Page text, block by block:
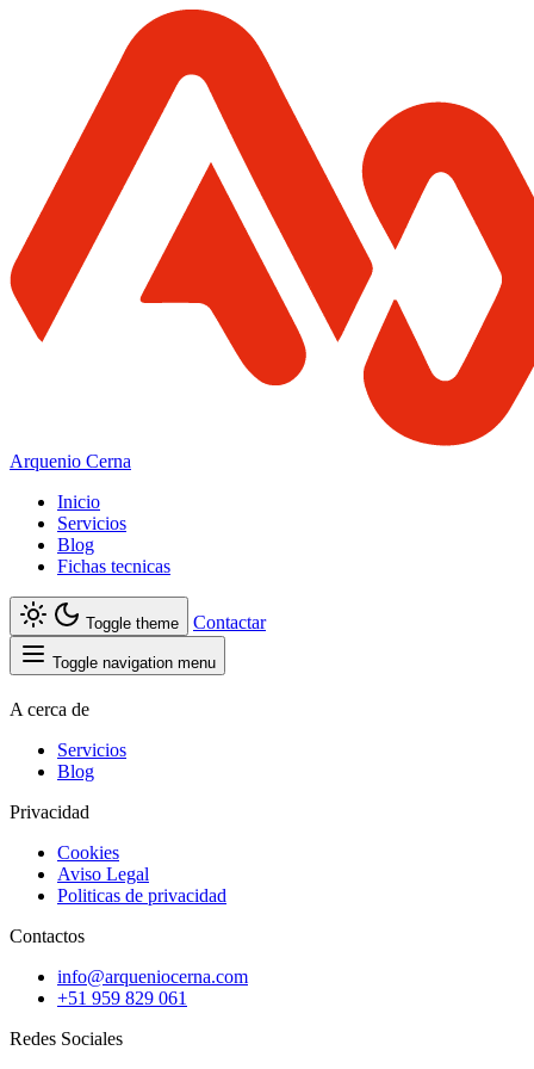
Arquenio Cerna
Inicio
Servicios
Blog
Fichas tecnicas
Toggle theme Contactar
Toggle navigation menu
A cerca de
Servicios
Blog
Privacidad
Cookies
Aviso Legal
Politicas de privacidad
Contactos
info@arqueniocerna.com
+51 959 829 061
Redes Sociales